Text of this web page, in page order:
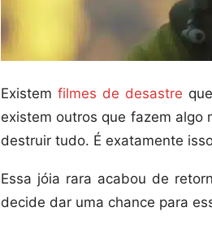
Existem filmes de desastre
existem outros que fazem algo
destruir tudo. É exatamente
Essa jóia rara acabou de
decide dar uma chance para